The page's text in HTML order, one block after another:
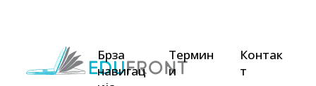
Брза
навигац
Термин
и
Контак
т